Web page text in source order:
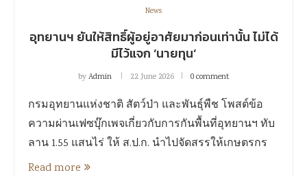
News
อุทยานฯ ยันให้สิทธิ์ผู้อยู่อาศัยมาก่อนเท่านั้น ไม่ได้
มีไว้แจก ‘นายทุน‘
byAdmin 22 June 2026 0 comment
กรมอุทยานแห่งชาติ สัตว์ป่า และพันธุ์พืช โพสต์ข้อ
ความผ่านเฟซบุ๊กเพจเกี่ยวกับการกันพื้นที่อุทยานฯ ทับ
ลาน 1.55 แสนไร่ ให้ ส.ป.ก. นำไปจัดสรรให้เกษตรกร
Read more